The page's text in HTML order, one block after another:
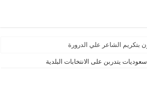
سعوديات يتدربن على الانتخابات البلدية